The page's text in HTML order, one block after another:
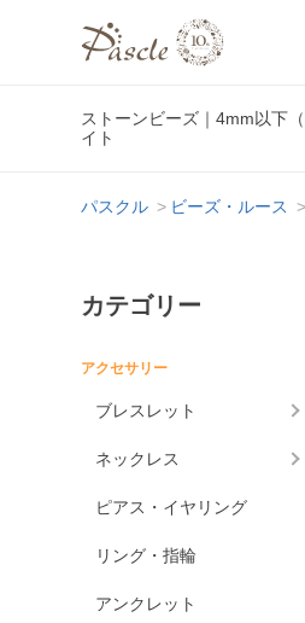
ストーンビーズ｜4mm以下
イト
パスクル ビーズ・ルース
カテゴリー
アクセサリー
ブレスレット
ネックレス
ピアス・イヤリング
リング・指輪
アンクレット